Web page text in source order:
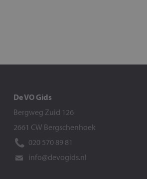
De VO Gids
Bergweg Zuid 126
2661 CW Bergschenhoek
020 570 89 81
info@devogids.nl